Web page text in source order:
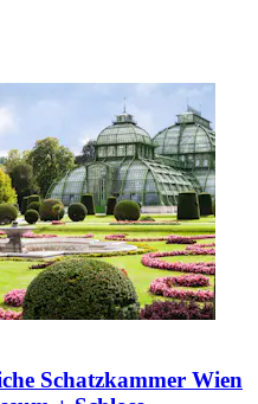
Schatzkammer Wien